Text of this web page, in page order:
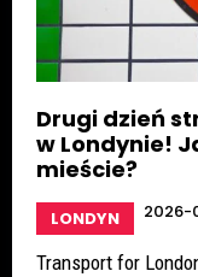
Drugi dzień
w Londynie!
mieście?
LONDYN 2026-
Transport for